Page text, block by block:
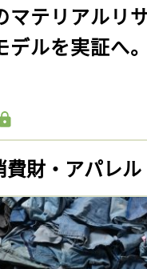
マテリアルリ
デルを実証へ
費財・アパレル